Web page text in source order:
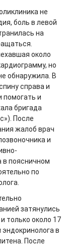
не
боль в левой
на
около
но
обнаружила. В
справа и
помогать и
бригада
После
жалоб врач
и
в поясничном
по
затянулись
только около 17
в
После